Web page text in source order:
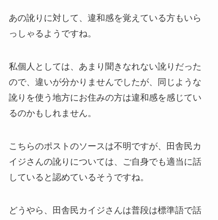
あの訛りに対して、違和感を覚えている方もいら
っしゃるようですね。
私個人としては、あまり聞きなれない訛りだった
ので、違いが分かりませんでしたが、同じような
訛りを使う地方にお住みの方は違和感を感じてい
るのかもしれません。
こちらのポストのソースは不明ですが、田舎民カ
イジさんの訛りについては、ご自身でも適当に話
していると認めているそうですね。
どうやら、田舎民カイジさんは普段は標準語で話